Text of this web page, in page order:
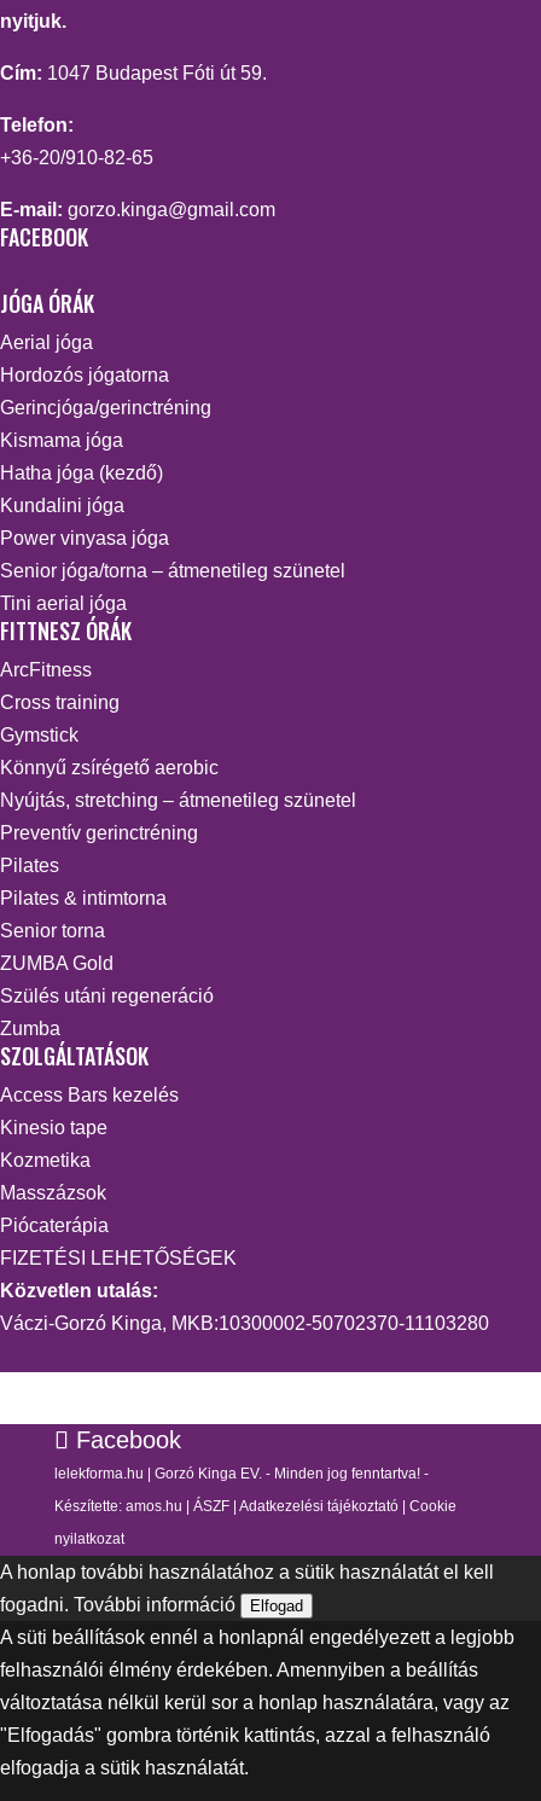
nyitjuk.
Cím: 1047 Budapest Fóti út 59.
Telefon:
+36-20/910-82-65
E-mail: gorzo.kinga@gmail.com
FACEBOOK
JÓGA ÓRÁK
Aerial jóga
Hordozós jógatorna
Gerincjóga/gerinctréning
Kismama jóga
Hatha jóga (kezdő)
Kundalini jóga
Power vinyasa jóga
Senior jóga/torna – átmenetileg szünetel
Tini aerial jóga
FITTNESZ ÓRÁK
ArcFitness
Cross training
Gymstick
Könnyű zsírégető aerobic
Nyújtás, stretching – átmenetileg szünetel
Preventív gerinctréning
Pilates
Pilates & intimtorna
Senior torna
ZUMBA Gold
Szülés utáni regeneráció
Zumba
SZOLGÁLTATÁSOK
Access Bars kezelés
Kinesio tape
Kozmetika
Masszázsok
Piócaterápia
FIZETÉSI LEHETŐSÉGEK
Közvetlen utalás:
Váczi-Gorzó Kinga, MKB:10300002-50702370-11103280
Facebook
lelekforma.hu | Gorzó Kinga EV. - Minden jog fenntartva! -
Készítette: amos.hu ÁSZF| Adatkezelési tájékoztató| Cookie
nyilatkozat
A honlap további használatához a sütik használatát el kell
fogadni. További információ Elfogad
A süti beállítások ennél a honlapnál engedélyezett a legjobb
felhasználói élmény érdekében. Amennyiben a beállítás
változtatása nélkül kerül sor a honlap használatára, vagy az
"Elfogadás" gombra történik kattintás, azzal a felhasználó
elfogadja a sütik használatát.